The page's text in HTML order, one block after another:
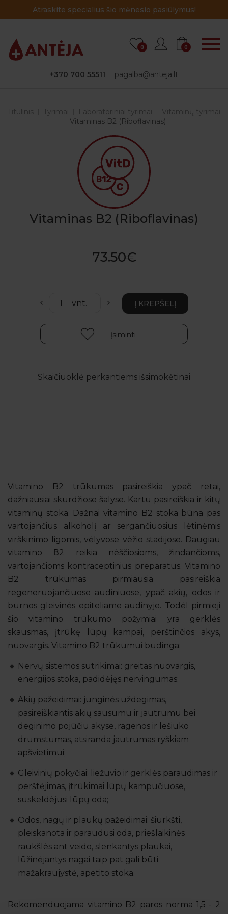
Atraskite specialius šio mėnesio pasiūlymus!
+370 700 55511 pagalba@anteja.lt
0 0
Titulinis Tyrimai Laboratoriniai tyrimai
Vitaminų tyrimai
Vitaminas B2 (Riboflavinas)
Vitaminas B2 (Riboflavinas)
73.50€
Įsiminti
Skaičiuoklė perkantiems išsimokėtinai
Vitamino B2 trūkumas pasireiškia ypač retai,
dažniausiai skurdžiose šalyse. Kartu pasireiškia ir kitų
vitaminų stoka. Dažnai vitamino B2 stoka būna pas
vartojančius alkoholį ar sergančiuosius lėtinėmis
virškinimo ligomis, vėlyvose vėžio stadijose. Daugiau
vitamino Β2 reikia nėščiosioms, žindančioms,
vartojančioms kontraceptinius preparatus. Vitamino
B2 trūkumas pirmiausia pasireiškia
regeneruojančiuose audiniuose, ypač akių, odos ir
burnos gleivinės epiteliame audinyje. Todėl pirmieji
šio vitamino trūkumo požymiai yra gerklės
skausmas, įtrūkę lūpų kampai, perštinčios akys,
nuovargis. Vitamino B2 trūkumui budinga:
Nervų sistemos sutrikimai: greitas nuovargis,
energijos stoka, padidėjęs nervingumas;
Akių pažeidimai: junginės uždegimas,
pasireiškiantis akių sausumu ir jautrumu bei
deginimo pojūčiu akyse, ragenos ir lešiuko
drumstumas, atsiranda jautrumas ryškiam
apšvietimui;
Gleivinių pokyčiai: liežuvio ir gerklės paraudimas ir
perštėjimas, įtrūkimai lūpų kampučiuose,
suskeldėjusi lūpų oda;
Odos, nagų ir plaukų pažeidimai: šiurkšti,
pleiskanota ir paraudusi oda, priešlaikinės
raukšlės ant veido, slenkantys plaukai,
lūžinėjantys nagai taip pat gali būti
mažakraujystė, apetito stoka.
Rekomenduojama vitamino B2 paros norma 1,5 - 2